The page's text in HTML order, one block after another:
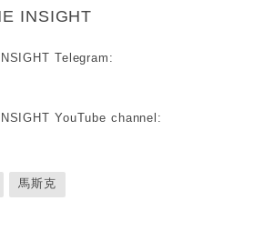
INSIGHT
Telegram:
YouTube channel:
馬斯克